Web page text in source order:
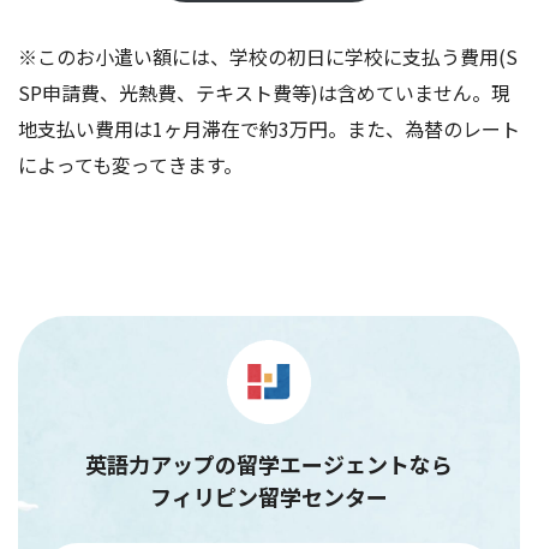
※このお小遣い額には、学校の初日に学校に支払う費用(S
SP申請費、光熱費、テキスト費等)は含めていません。現
地支払い費用は1ヶ月滞在で約3万円。また、為替のレート
によっても変ってきます。
英語力アップの留学エージェントなら
フィリピン留学センター